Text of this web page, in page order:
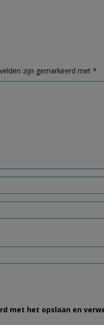
zijn gemarkeerd met *
met het opslaan en